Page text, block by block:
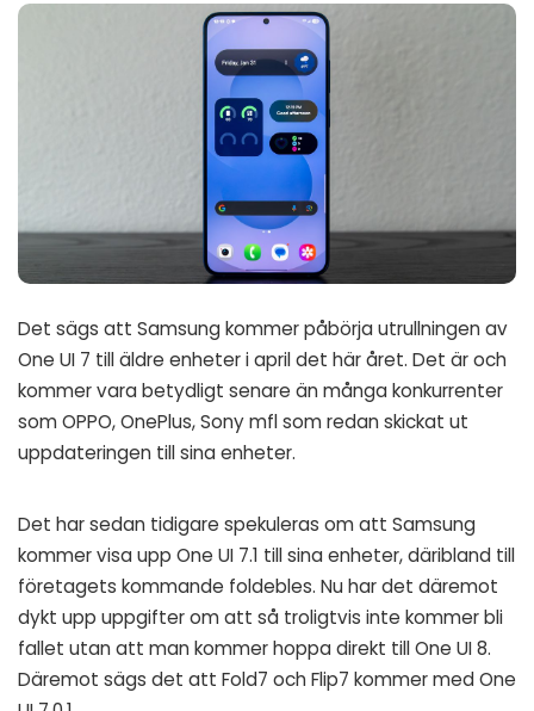
Det sägs att Samsung kommer påbörja utrullningen av
One UI 7 till äldre enheter i april det här året. Det är och
kommer vara betydligt senare än många konkurrenter
som OPPO, OnePlus, Sony mfl som redan skickat ut
uppdateringen till sina enheter.
Det har sedan tidigare spekuleras om att Samsung
kommer visa upp One UI 7.1 till sina enheter, däribland till
företagets kommande foldebles. Nu har det däremot
dykt upp uppgifter om att så troligtvis inte kommer bli
fallet utan att man kommer hoppa direkt till One UI 8.
Däremot sägs det att Fold7 och Flip7 kommer med One